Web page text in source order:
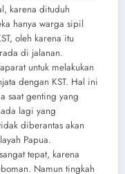
karena dituduh
hanya warga sipil
oleh karena itu
di jalanan.
untuk melakukan
dengan KST. Hal ini
saat genting yang
lagi yang
diberantas akan
Papua.
tepat, karena
Namun tingkah